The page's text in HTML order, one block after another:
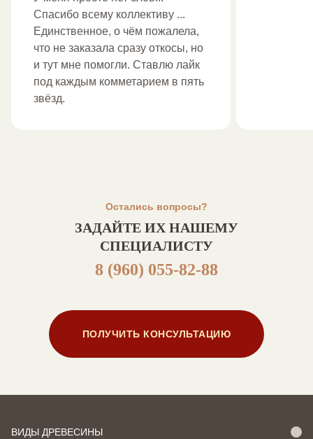
Спасибо всему коллективу ...
Единственное, о чём пожалела,
что не заказала сразу откосы, но
и тут мне помогли. Ставлю лайк
под каждым комметарием в пять
звёзд.
Остались вопросы?
ЗАДАЙТЕ ИХ НАШЕМУ
СПЕЦИАЛИСТУ
8 (960) 055-82-88
ПОЛУЧИТЬ КОНСУЛЬТАЦИЮ
ВИДЫ ДРЕВЕСИНЫ